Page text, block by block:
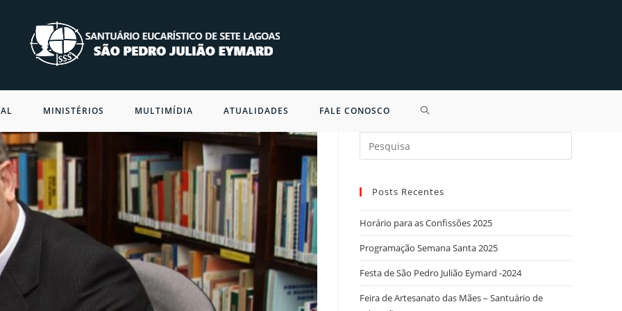
MINISTÉRIOS MULTIMÍDIA ATUALIDADES FALE CONOSCO
Search
for:
Posts Recentes
Horário para as Confissões 2025
Programação Semana Santa 2025
Festa de São Pedro Julião Eymard -2024
Feira de Artesanato das Mães – Santuário de